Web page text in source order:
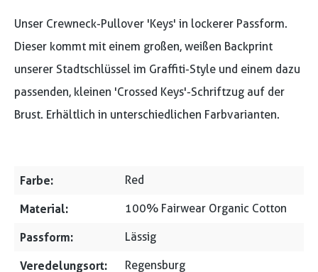
Unser Crewneck-Pullover 'Keys' in lockerer Passform.
Dieser kommt mit einem großen, weißen Backprint
unserer Stadtschlüssel im Graffiti-Style und einem dazu
passenden, kleinen 'Crossed Keys'-Schriftzug auf der
Brust. Erhältlich in unterschiedlichen Farbvarianten.
Farbe: Red
Material: 100% Fairwear Organic Cotton
Passform: Lässig
Veredelungsort: Regensburg